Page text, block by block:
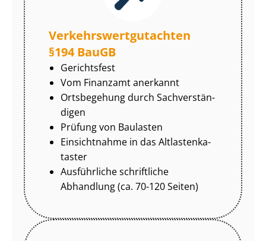
Ver­kehrs­wert­gut­ach­ten
§194 BauGB
Gerichtsfest
Vom Finanzamt anerkannt
Ortsbegehung durch Sach­ver­stän­
di­gen
Prüfung von Baulasten
Einsichtnahme in das Alt­las­ten­ka­
tas­ter
Ausführliche schriftliche
Abhandlung (ca. 70-120 Seiten)